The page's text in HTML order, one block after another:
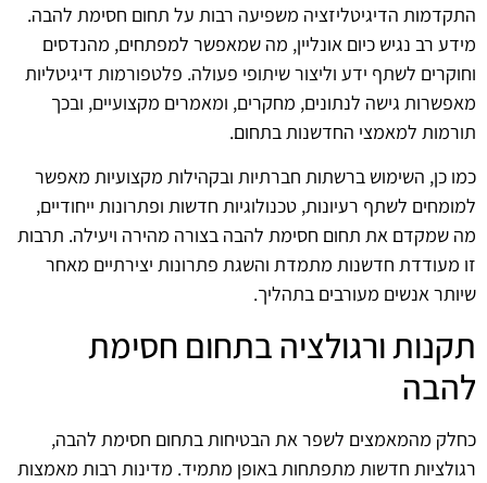
התקדמות הדיגיטליזציה משפיעה רבות על תחום חסימת להבה.
מידע רב נגיש כיום אונליין, מה שמאפשר למפתחים, מהנדסים
וחוקרים לשתף ידע וליצור שיתופי פעולה. פלטפורמות דיגיטליות
מאפשרות גישה לנתונים, מחקרים, ומאמרים מקצועיים, ובכך
תורמות למאמצי החדשנות בתחום.
כמו כן, השימוש ברשתות חברתיות ובקהילות מקצועיות מאפשר
למומחים לשתף רעיונות, טכנולוגיות חדשות ופתרונות ייחודיים,
מה שמקדם את תחום חסימת להבה בצורה מהירה ויעילה. תרבות
זו מעודדת חדשנות מתמדת והשגת פתרונות יצירתיים מאחר
שיותר אנשים מעורבים בתהליך.
תקנות ורגולציה בתחום חסימת
להבה
כחלק מהמאמצים לשפר את הבטיחות בתחום חסימת להבה,
רגולציות חדשות מתפתחות באופן מתמיד. מדינות רבות מאמצות